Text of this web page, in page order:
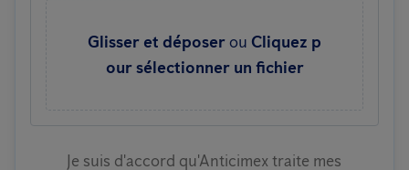
Glisser et déposerou Cliquez p
our sélectionner un fichier
Je suis d'accord qu'Anticimex traite mes